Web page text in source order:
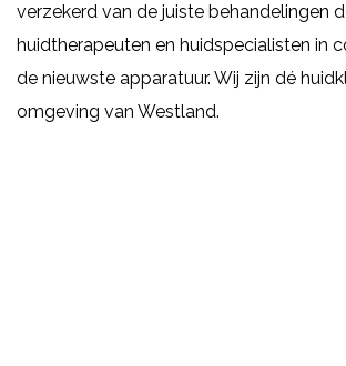
verzekerd van de juiste behandelingen
huidtherapeuten en huidspecialisten in
de nieuwste apparatuur. Wij zijn dé
omgeving van Westland.